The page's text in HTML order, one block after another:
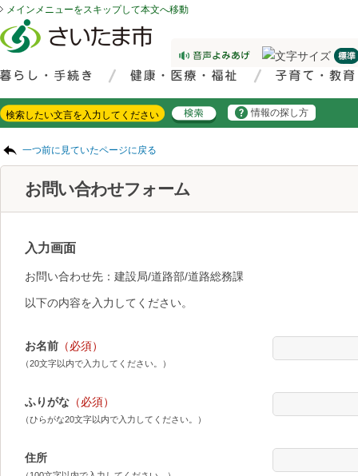
メインメニューをスキップして本文へ移動
情報の探し方
一つ前に見ていたページに戻る
お問い合わせフォーム
入力画面
お問い合わせ先：建設局/道路部/道路総務課
以下の内容を入力してください。
お名前 （必須）
（20文字以内で入力してください。）
ふりがな （必須）
（ひらがな20文字以内で入力してください。）
住所